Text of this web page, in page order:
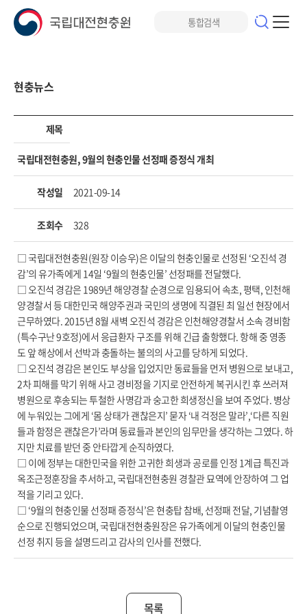
현충뉴스
제목
국립대전현충원, 9월의 현충인물 선정패 증정식 개최
작성일 2021-09-14
조회수 328
□ 국립대전현충원(원장 이승우)은 이달의 현충인물로 선정된 ‘오진석 경
감’의 유가족에게 14일 ‘9월의 현충인물’ 선정패를 전달했다.
□ 오진석 경감은 1989년 해양경찰 순경으로 임용되어 속초, 평택, 인천해
양경찰서 등 대한민국 해양주권과 국민의 생명에 직결된 최 일선 현장에서
근무하였다. 2015년 8월 새벽 오진석 경감은 인천해양경찰서 소속 경비함
(특수구난 9호정)에서 응급환자 구조를 위해 긴급 출항했다. 항해 중 영종
도 앞 해상에서 선박과 충돌하는 불의의 사고를 당하게 되었다.
□ 오진석 경감은 본인도 부상을 입었지만 동료들을 먼저 병원으로 보내고,
2차 피해를 막기 위해 사고 경비정을 기지로 안전하게 복귀시킨 후 쓰러져
병원으로 후송되는 투철한 사명감과 숭고한 희생정신을 보여 주었다. 병상
에 누워있는 그에게 ‘몸 상태가 괜찮은지’ 묻자 ‘내 걱정은 말라’,‘다른 직원
들과 함정은 괜찮은가’라며 동료들과 본인의 임무만을 생각하는 그였다. 하
지만 치료를 받던 중 안타깝게 순직하였다.
□ 이에 정부는 대한민국을 위한 고귀한 희생과 공로를 인정 1계급 특진과
옥조근정훈장을 추서하고, 국립대전현충원 경찰관 묘역에 안장하여 그 업
적을 기리고 있다.
□ ‘9월의 현충인물 선정패 증정식’은 현충탑 참배, 선정패 전달, 기념촬영
순으로 진행되었으며, 국립대전현충원장은 유가족에게 이달의 현충인물
선정 취지 등을 설명드리고 감사의 인사를 전했다.
목록